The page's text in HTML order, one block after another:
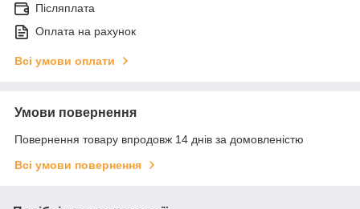
Післяплата
Оплата на рахунок
Всі умови оплати
Умови повернення
Повернення товару впродовж 14 днів за домовленістю
Всі умови повернення